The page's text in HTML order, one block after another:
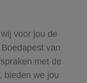
voor jou de
van
met de
bieden we jou